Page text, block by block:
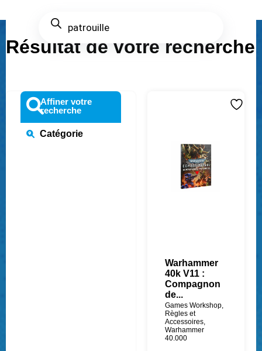
Résultat de votre recherche
Affiner votre
recherche
Catégorie
Warhammer
40k V11 :
Compagnon
de...
Games Workshop,
Règles et
Accessoires,
Warhammer
40.000